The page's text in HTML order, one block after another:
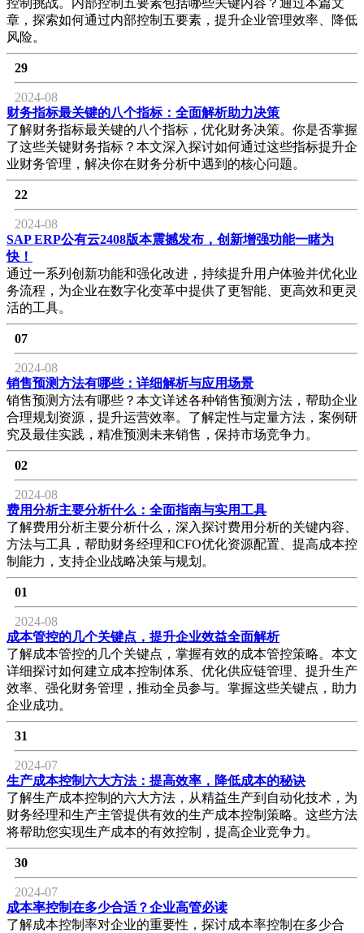
章，探索如何通过内部控制五要素，提升企业管理效率、降低
风险。
29
2024-08
财务指标最关键的八个指标：全面解析助力决策
了解财务指标最关键的八个指标，优化财务决策。你是否掌握
了这些关键财务指标？本文深入探讨如何通过这些指标提升企
业财务管理，解决你在财务分析中遇到的核心问题。
22
2024-08
SAP ERP公有云2408版本震撼发布，创新增强功能一睹为
快！
通过一系列创新功能和强化改进，持续提升用户体验并优化业
务流程，为企业在数字化变革中提供了更智能、更高效和更灵
活的工具。
07
2024-08
销售预测方法有哪些：详细解析与应用场景
销售预测方法有哪些？本文详述各种销售预测方法，帮助企业
合理规划资源，提升运营效率。了解定性与定量方法，案例研
究及最佳实践，精准预测未来销售，保持市场竞争力。
02
2024-08
费用分析主要分析什么：全面指南与实用工具
了解费用分析主要分析什么，深入探讨费用分析的关键内容、
方法与工具，帮助财务经理和CFO优化资源配置、提高成本控
制能力，支持企业战略决策与规划。
01
2024-08
成本管控的几个关键点，提升企业效益全面解析
了解成本管控的几个关键点，掌握有效的成本管控策略。本文
详细探讨如何建立成本控制体系、优化供应链管理、提升生产
效率、强化财务管理，推动全员参与。掌握这些关键点，助力
企业成功。
31
2024-07
生产成本控制六大方法：提高效率，降低成本的秘诀
了解生产成本控制的六大方法，从精益生产到自动化技术，为
财务经理和生产主管提供有效的生产成本控制策略。这些方法
将帮助您实现生产成本的有效控制，提高企业竞争力。
30
2024-07
成本率控制在多少合适？企业高管必读
了解成本控制率对企业的重要性，探讨成本率控制在多少合